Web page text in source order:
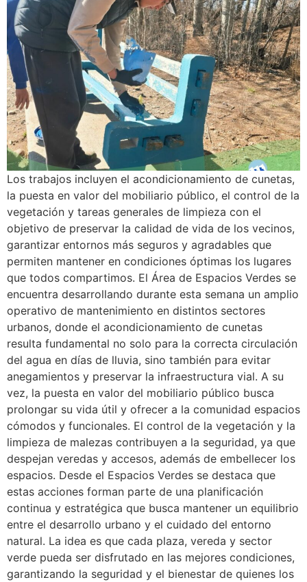
Los trabajos incluyen el acondicionamiento de cunetas,
la puesta en valor del mobiliario público, el control de la
vegetación y tareas generales de limpieza con el
objetivo de preservar la calidad de vida de los vecinos,
garantizar entornos más seguros y agradables que
permiten mantener en condiciones óptimas los lugares
que todos compartimos. El Área de Espacios Verdes se
encuentra desarrollando durante esta semana un amplio
operativo de mantenimiento en distintos sectores
urbanos, donde el acondicionamiento de cunetas
resulta fundamental no solo para la correcta circulación
del agua en días de lluvia, sino también para evitar
anegamientos y preservar la infraestructura vial. A su
vez, la puesta en valor del mobiliario público busca
prolongar su vida útil y ofrecer a la comunidad espacios
cómodos y funcionales. El control de la vegetación y la
limpieza de malezas contribuyen a la seguridad, ya que
despejan veredas y accesos, además de embellecer los
espacios. Desde el Espacios Verdes se destaca que
estas acciones forman parte de una planificación
continua y estratégica que busca mantener un equilibrio
entre el desarrollo urbano y el cuidado del entorno
natural. La idea es que cada plaza, vereda y sector
verde pueda ser disfrutado en las mejores condiciones,
garantizando la seguridad y el bienestar de quienes los